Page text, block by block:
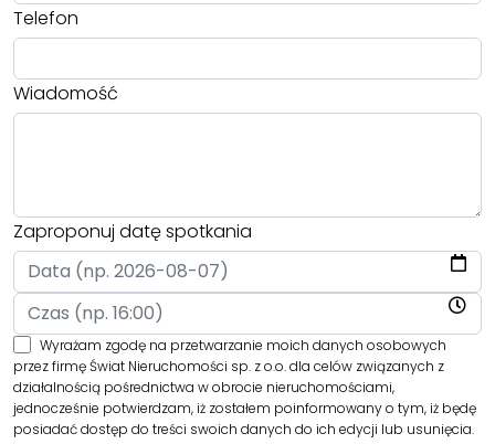
Telefon
Wiadomość
Zaproponuj datę spotkania
Wyrażam zgodę na przetwarzanie moich danych osobowych
przez firmę Świat Nieruchomości sp. z o.o. dla celów związanych z
działalnością pośrednictwa w obrocie nieruchomościami,
jednocześnie potwierdzam, iż zostałem poinformowany o tym, iż będę
posiadać dostęp do treści swoich danych do ich edycji lub usunięcia.